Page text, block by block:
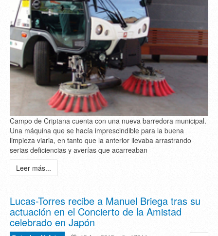
Campo de Criptana cuenta con una nueva barredora municipal.
Una máquina que se hacía imprescindible para la buena
limpieza viaria, en tanto que la anterior llevaba arrastrando
serias deficiencias y averías que acarreaban
Leer más...
Lucas-Torres recibe a Manuel Briega tras su
actuación en el Concierto de la Amistad
celebrado en Japón